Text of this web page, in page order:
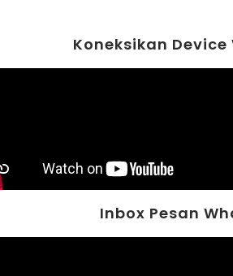
Koneksikan
Inbox Pesan